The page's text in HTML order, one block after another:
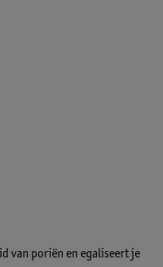
van poriën en egaliseert je